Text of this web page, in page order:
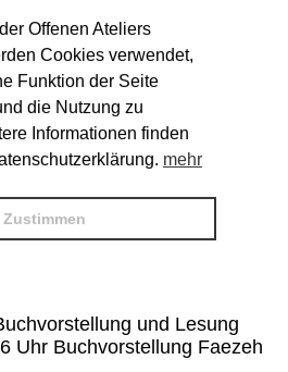
Grafik)
und Lesung
Uhr Buchvorstellung Faezeh
Offenen Ateliers
Cookies verwendet,
Funktion der Seite
die Nutzung zu
Informationen finden
mehr
Zustimmen